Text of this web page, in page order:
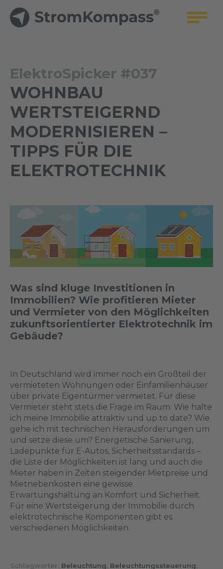
ElektroSpicker #037
WOHNBAU
WERTSTEIGERND
MODERNISIEREN –
TIPPS FÜR DIE
ELEKTROTECHNIK
Was sind kluge Investitionen in
Immobilien? Wie profitieren Mieter
und Vermieter von den Möglich­keiten
zukunftsorientierter Elektrotechnik im
Gebäude?
In Deutschland wird immer noch ein Großteil der
vermieteten Wohnungen oder Einfamilienhäuser
über private Eigentürmer vermietet. Für diese
Vermieter steht stets die Frage im Raum: Wie halte
ich meine Immobilie attraktiv und up to date? Wie
gehe ich mit technischen Herausforderungen um
und setze diese um? Energetische Sanierung,
Ladepunkte für E-Autos, Sicherheitsstandards –
die Liste der Möglichkeiten ist lang und auch die
Mieter haben in Zeiten steigender Mietpreise und
Mietnebenkosten eine gewisse
Erwartungshaltung an Komfort und Sicherheit.
Für eine Wertsteigerung der Immobilie durch
elektrotechnische Komponenten gibt es
verschiedenen Möglichkeiten.
Schlagwörter: Beleuchtung, Beleuchtungssteuerung,